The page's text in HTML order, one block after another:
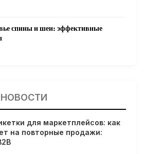
спины и шеи: эффективные
сеть лимфатических
и мышей
для маркетплейсов: как
на повторные продажи: